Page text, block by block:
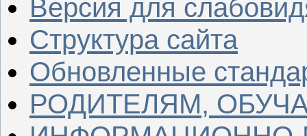
Версия для
Структура сайта
Обновленные
РОДИТЕЛЯМ,